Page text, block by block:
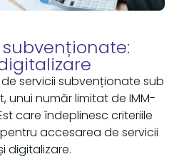
servicii subvenționate sub
unui număr limitat de IMM-
care îndeplinesc criteriile
accesarea de servicii
digitalizare.